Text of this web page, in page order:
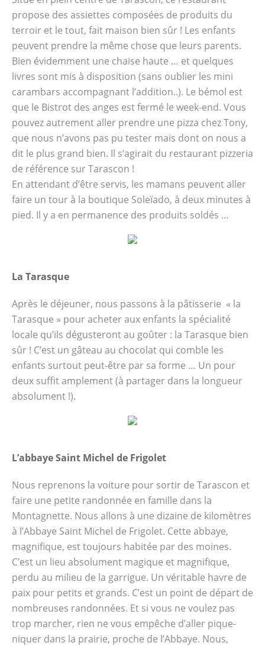
propose des assiettes composées de produits du
terroir et le tout, fait maison bien sûr ! Les enfants
peuvent prendre la même chose que leurs parents.
Bien évidemment une chaise haute … et quelques
livres sont mis à disposition (sans oublier les mini
carambars accompagnant l’addition..). Le bémol est
que le Bistrot des anges est fermé le week-end. Vous
pouvez autrement aller prendre une pizza chez Tony,
que nous n’avons pas pu tester mais dont on nous a
dit le plus grand bien. Il s’agirait du restaurant pizzeria
de référence sur Tarascon !
En attendant d’être servis, les mamans peuvent aller
faire un tour à la boutique Soleïado, à deux minutes à
pied. Il y a en permanence des produits soldés …
La Tarasque
Après le déjeuner, nous passons à la pâtisserie « la
Tarasque » pour acheter aux enfants la spécialité
locale qu’ils dégusteront au goûter : la Tarasque bien
sûr ! C’est un gâteau au chocolat qui comble les
enfants surtout peut-être par sa forme … Un pour
deux suffit amplement (à partager dans la longueur
absolument !).
L’abbaye Saint Michel de Frigolet
Nous reprenons la voiture pour sortir de Tarascon et
faire une petite randonnée en famille dans la
Montagnette. Nous allons à une dizaine de kilomètres
à l’Abbaye Saint Michel de Frigolet. Cette abbaye,
magnifique, est toujours habitée par des moines.
C’est un lieu absolument magique et magnifique,
perdu au milieu de la garrigue. Un véritable havre de
paix pour petits et grands. C’est un point de départ de
nombreuses randonnées. Et si vous ne voulez pas
trop marcher, rien ne vous empêche d’aller pique-
niquer dans la prairie, proche de l’Abbaye. Nous,